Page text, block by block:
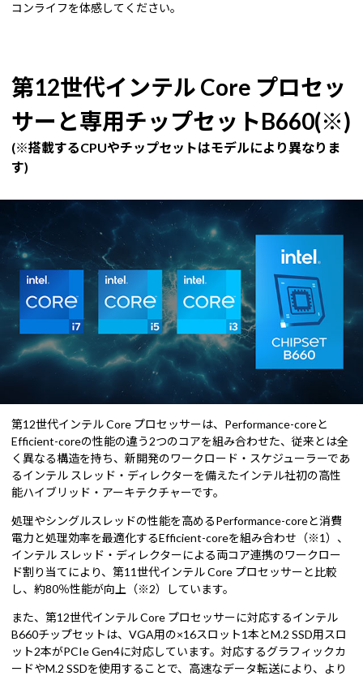
コンライフを体感してください。
第12世代インテル Core プロセッ
サーと専用チップセットB660(※)
(※搭載するCPUやチップセットはモデルにより異なりま
す)
第12世代インテル Core プロセッサーは、Performance-coreと
Efficient-coreの性能の違う2つのコアを組み合わせた、従来とは全
く異なる構造を持ち、新開発のワークロード・スケジューラーであ
るインテル スレッド・ディレクターを備えたインテル社初の高性
能ハイブリッド・アーキテクチャーです。
処理やシングルスレッドの性能を高めるPerformance-coreと消費
電力と処理効率を最適化するEfficient-coreを組み合わせ（※1）、
インテル スレッド・ディレクターによる両コア連携のワークロー
ド割り当てにより、第11世代インテル Core プロセッサーと比較
し、約80％性能が向上（※2）しています。
また、第12世代インテル Core プロセッサーに対応するインテル
B660チップセットは、VGA用の×16スロット1本とM.2 SSD用スロ
ット2本がPCIe Gen4に対応しています。対応するグラフィックカ
ードやM.2 SSDを使用することで、高速なデータ転送により、より